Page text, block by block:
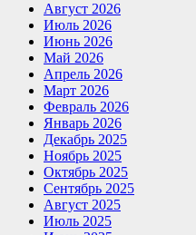
Август 2026
Июль 2026
Июнь 2026
Май 2026
Апрель 2026
Март 2026
Февраль 2026
Январь 2026
Декабрь 2025
Ноябрь 2025
Октябрь 2025
Сентябрь 2025
Август 2025
Июль 2025